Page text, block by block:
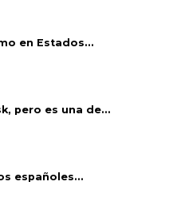
en Estados...
pero es una de...
españoles...